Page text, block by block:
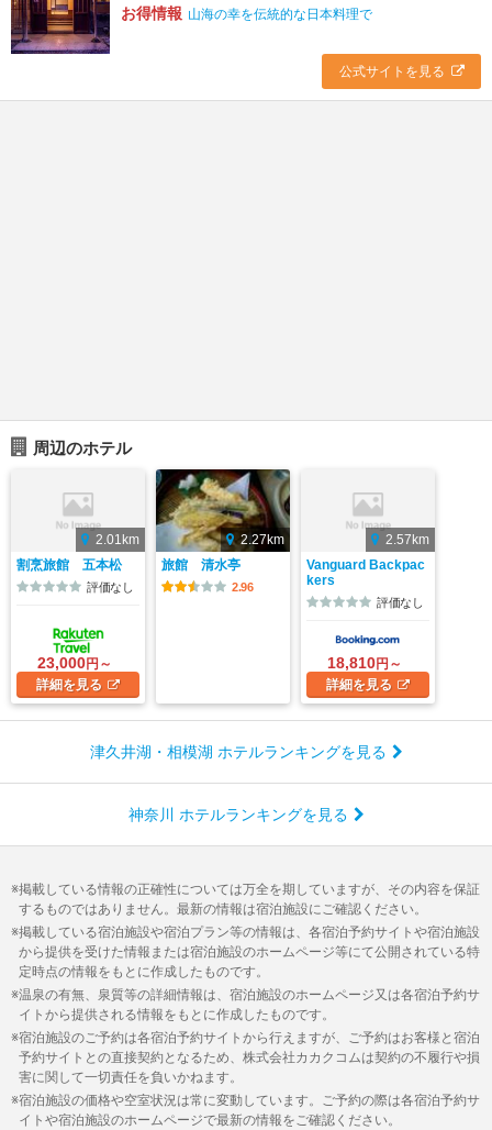
お得情報 山海の幸を伝統的な日本料理で
公式サイトを見る
周辺のホテル
2.01km
割烹旅館 五本松
評価なし
23,000円～
詳細を見る
2.27km
旅館 清水亭
2.96
2.57km
Vanguard Backpac
kers
評価なし
18,810円～
詳細を見る
津久井湖・相模湖 ホテルランキングを見る
神奈川 ホテルランキングを見る
掲載している情報の正確性については万全を期していますが、その内容を保証
するものではありません。最新の情報は宿泊施設にご確認ください。
掲載している宿泊施設や宿泊プラン等の情報は、各宿泊予約サイトや宿泊施設
から提供を受けた情報または宿泊施設のホームページ等にて公開されている特
定時点の情報をもとに作成したものです。
温泉の有無、泉質等の詳細情報は、宿泊施設のホームページ又は各宿泊予約サ
イトから提供される情報をもとに作成したものです。
宿泊施設のご予約は各宿泊予約サイトから行えますが、ご予約はお客様と宿泊
予約サイトとの直接契約となるため、株式会社カカクコムは契約の不履行や損
害に関して一切責任を負いかねます。
宿泊施設の価格や空室状況は常に変動しています。ご予約の際は各宿泊予約サ
イトや宿泊施設のホームページで最新の情報をご確認ください。